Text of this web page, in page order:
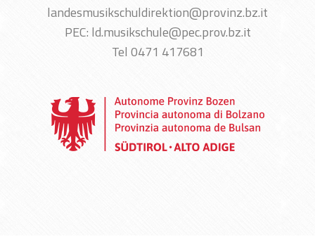
landesmusikschuldirektion@provinz.bz.it
PEC: ld.musikschule@pec.prov.bz.it
Tel 0471 417681